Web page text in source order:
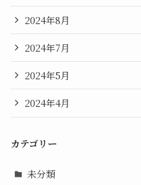
2024年8月
2024年7月
2024年5月
2024年4月
カテゴリー
未分類